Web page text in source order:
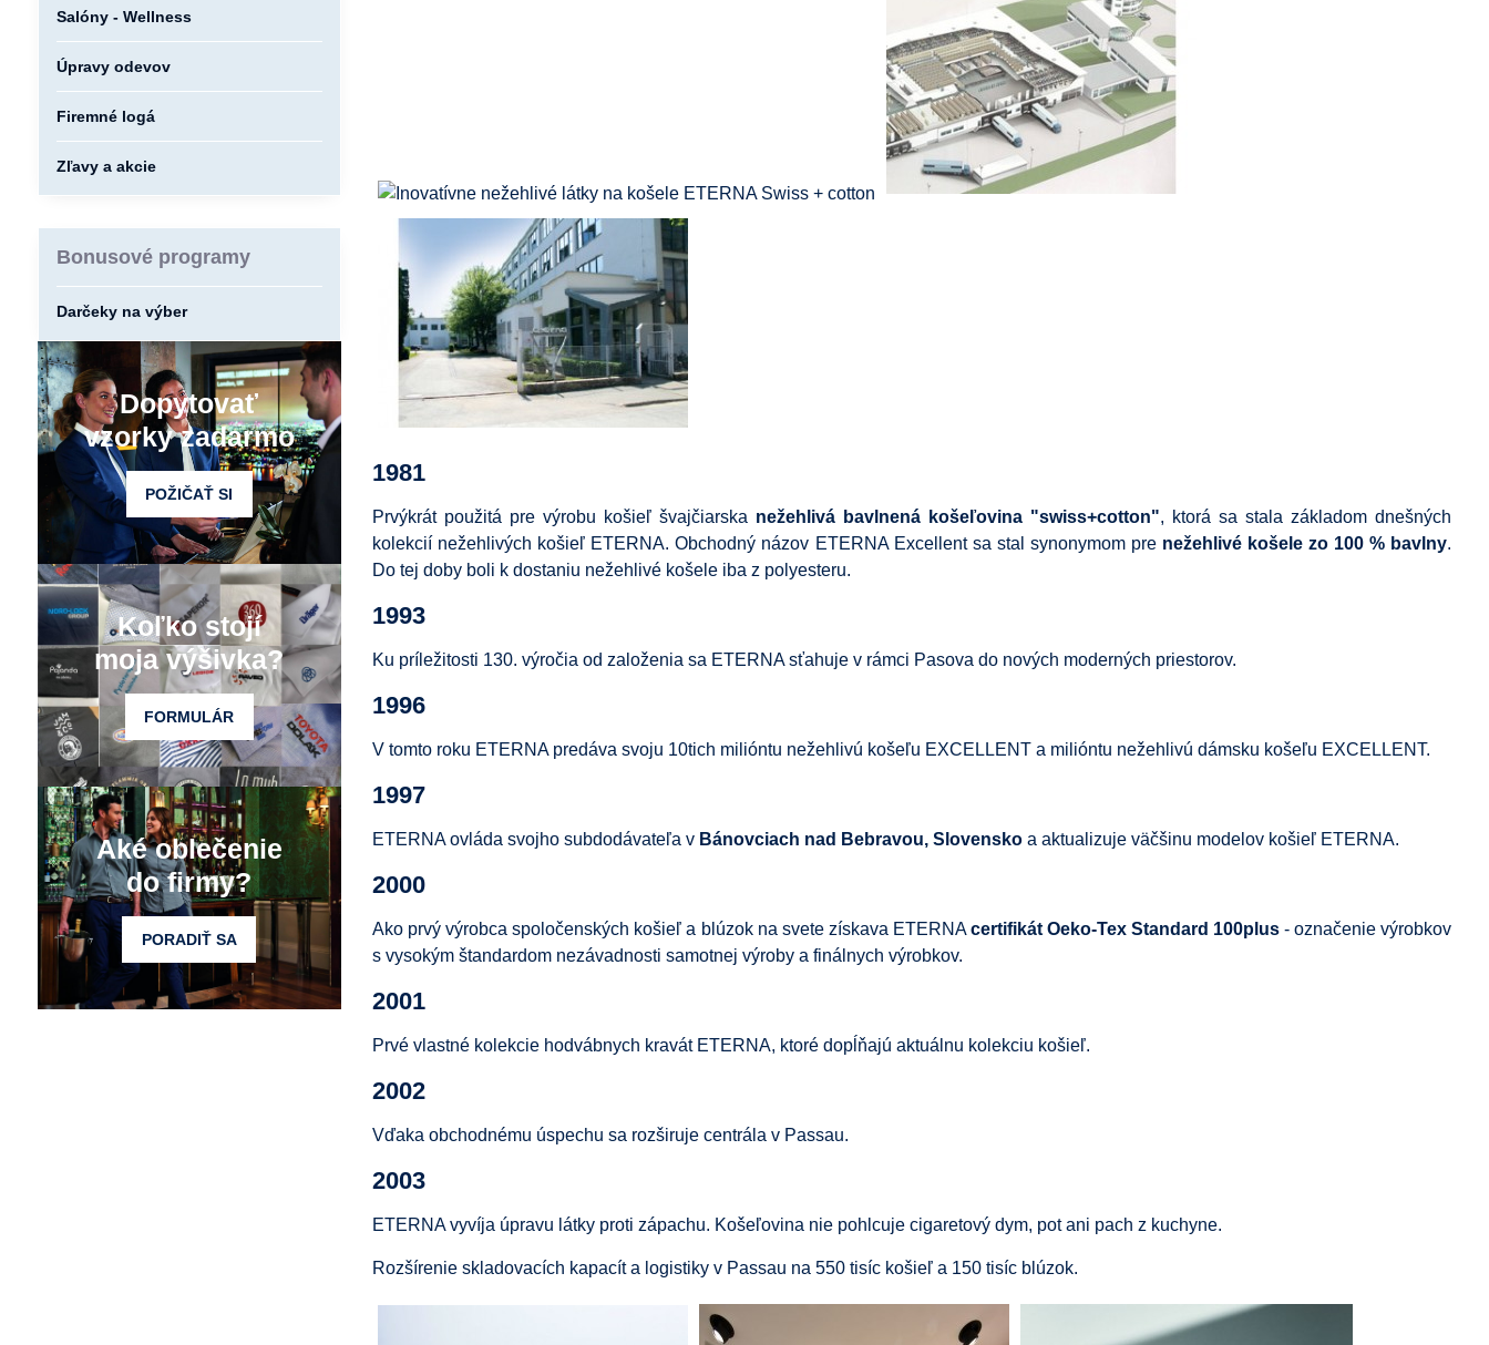
1981
Prvýkrát použitá pre výrobu košieľ švajčiarska nežehlivá bavlnená košeľovina "swiss+cotton", ktorá sa stala základom dnešných
kolekcií nežehlivých košieľ ETERNA. Obchodný názov ETERNA Excellent sa stal synonymom pre nežehlivé košele zo 100 % bavlny.
Do tej doby boli k dostaniu nežehlivé košele iba z polyesteru.
1993
Ku príležitosti 130. výročia od založenia sa ETERNA sťahuje v rámci Pasova do nových moderných priestorov.
1996
V tomto roku ETERNA predáva svoju 10tich milióntu nežehlivú košeľu EXCELLENT a milióntu nežehlivú dámsku košeľu EXCELLENT.
1997
ETERNA ovláda svojho subdodávateľa v Bánovciach nad Bebravou, Slovensko a aktualizuje väčšinu modelov košieľ ETERNA.
2000
Ako prvý výrobca spoločenských košieľ a blúzok na svete získava ETERNAcertifikát Oeko-Tex Standard 100plus - označenie výrobkov
s vysokým štandardom nezávadnosti samotnej výroby a finálnych výrobkov.
2001
Prvé vlastné kolekcie hodvábnych kravát ETERNA, ktoré dopĺňajú aktuálnu kolekciu košieľ.
2002
Vďaka obchodnému úspechu sa rozširuje centrála v Passau.
2003
ETERNA vyvíja úpravu látky proti zápachu. Košeľovina nie pohlcuje cigaretový dym, pot ani pach z kuchyne.
Rozšírenie skladovacích kapacít a logistiky v Passau na 550 tisíc košieľ a 150 tisíc blúzok.
Salóny - Wellness
Úpravy odevov
Firemné logá
Zľavy a akcie
Bonusové programy
Darčeky na výber
Dopytovať
vzorky zadarmo
POŽIČAŤ SI
Koľko stojí
moja výšivka?
FORMULÁR
Aké oblečenie
do firmy?
PORADIŤ SA